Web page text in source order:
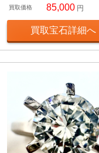
買取価格 85,000 円
買取宝石詳細へ